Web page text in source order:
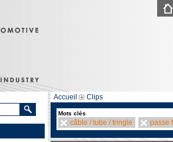
Accueil Clips
Mots clés
câble / tube / tringle passe